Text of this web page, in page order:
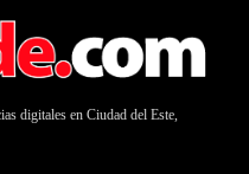
digitales en Ciudad del Este,